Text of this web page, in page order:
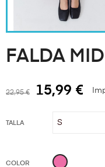
FALDA
22,95 € 15,99 €
TALLA
COLOR ROSA